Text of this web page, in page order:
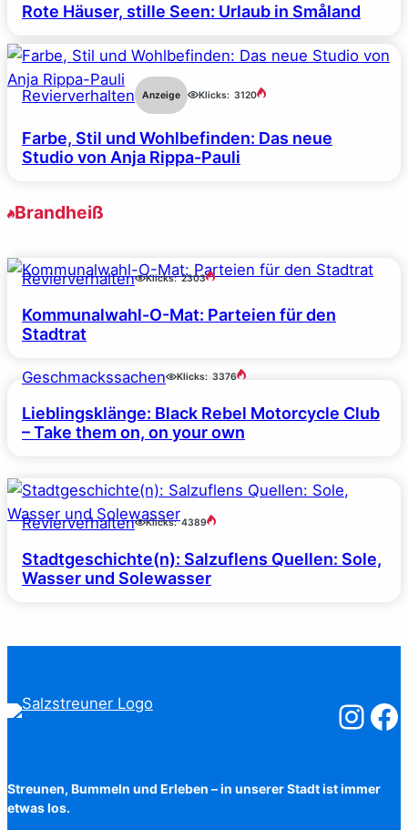
Rote Häuser, stille Seen: Urlaub in Småland
Revierverhalten Anzeige Klicks: 3120
Farbe, Stil und Wohlbefinden: Das neue
Studio von Anja Rippa-Pauli
Brandheiß
Revierverhalten Klicks: 2303
Kommunalwahl-O-Mat: Parteien für den
Stadtrat
Geschmackssachen Klicks: 3376
Lieblingsklänge: Black Rebel Motorcycle Club
– Take them on, on your own
Revierverhalten Klicks: 4389
Stadtgeschichte(n): Salzuflens Quellen: Sole,
Wasser und Solewasser
Streunen, Bummeln und Erleben – in unserer Stadt ist immer
etwas los.